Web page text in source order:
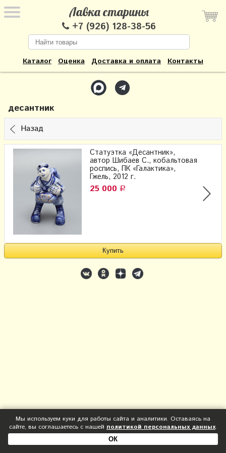
Лавка старины
+7 (926) 128-38-56
Каталог Оценка Доставка и оплата Контакты
десантник
Назад
Статуэтка «Десантник»,
автор Шибаев С.,​ кобальтовая
роспись, ПК «Галактика»,
Гжель, 2012 г.
25 000 Р
Мы используем куки для работы сайта и аналитики. Оставаясь на
сайте, вы соглашаетесь с нашей политикой персональных данных.
ОК